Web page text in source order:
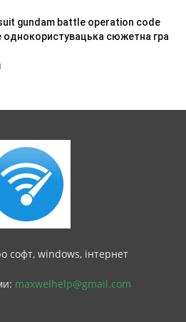
gundam battle operation code
однокористувацька сюжетна гра
софт, windows, інтернет
maxwelhelp@gmail.com